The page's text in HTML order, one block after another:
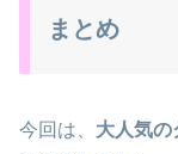
まとめ
今回は、 大人気の